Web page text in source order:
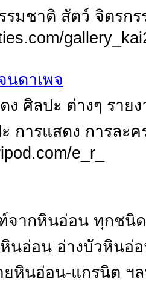
รมชาติ สัตว์ จิตรก
นดาเพจ
ง ศิลปะ ต่างๆ ราย
การแสดง การละ
e_r_
ากหินอ่อน ทุกชนิ
นอ่อน อ่างบัวหินอ่
หินอ่อน-แกรนิต ฯ